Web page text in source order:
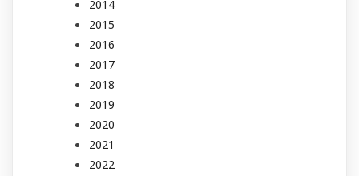
2014
2015
2016
2017
2018
2019
2020
2021
2022